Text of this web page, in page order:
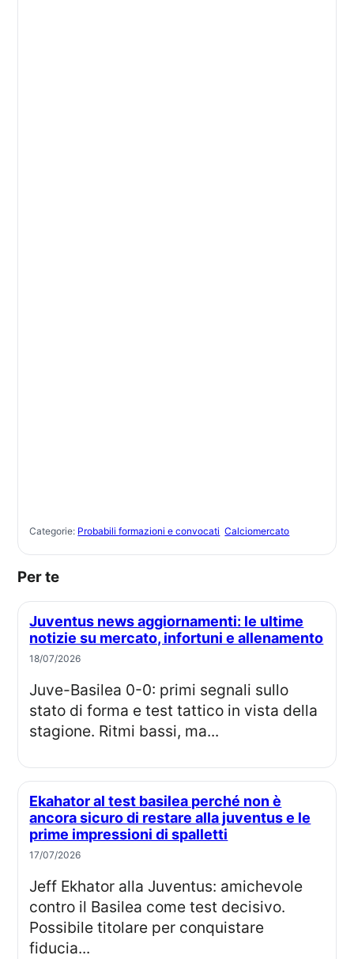
Categorie: Probabili formazioni e convocati Calciomercato
Per te
Juventus news aggiornamenti: le ultime
notizie su mercato, infortuni e allenamento
18/07/2026
Juve-Basilea 0-0: primi segnali sullo
stato di forma e test tattico in vista della
stagione. Ritmi bassi, ma...
Ekahator al test basilea perché non è
ancora sicuro di restare alla juventus e le
prime impressioni di spalletti
17/07/2026
Jeff Ekhator alla Juventus: amichevole
contro il Basilea come test decisivo.
Possibile titolare per conquistare
fiducia...